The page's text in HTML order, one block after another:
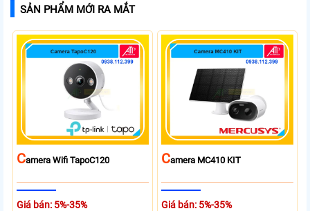
SẢN PHẨM MỚI RA MẮT
CAmera Wifi TapoC120
Giá bán: 5%-35%
CAmera MC410 KIT
Giá bán: 5%-35%